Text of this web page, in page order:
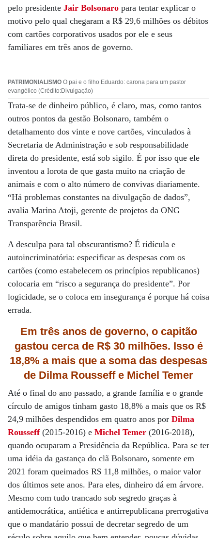
pelo presidente Jair Bolsonaro para tentar explicar o
motivo pelo qual chegaram a R$ 29,6 milhões os débitos
com cartões corporativos usados por ele e seus
familiares em três anos de governo.
PATRIMONIALISMO O pai e o filho Eduardo: carona para um pastor
evangélico (Crédito:Divulgação)
Trata-se de dinheiro público, é claro, mas, como tantos
outros pontos da gestão Bolsonaro, também o
detalhamento dos vinte e nove cartões, vinculados à
Secretaria de Administração e sob responsabilidade
direta do presidente, está sob sigilo. É por isso que ele
inventou a lorota de que gasta muito na criação de
animais e com o alto número de convivas diariamente.
“Há problemas constantes na divulgação de dados”,
avalia Marina Atoji, gerente de projetos da ONG
Transparência Brasil.
A desculpa para tal obscurantismo? É ridícula e
autoincriminatória: especificar as despesas com os
cartões (como estabelecem os princípios republicanos)
colocaria em “risco a segurança do presidente”. Por
logicidade, se o coloca em insegurança é porque há coisa
errada.
Em três anos de governo, o capitão
gastou cerca de R$ 30 milhões. Isso é
18,8% a mais que a soma das despesas
de Dilma Rousseff e Michel Temer
Até o final do ano passado, a grande família e o grande
círculo de amigos tinham gasto 18,8% a mais que os R$
24,9 milhões despendidos em quatro anos por Dilma
Rousseff(2015-2016) e Michel Temer (2016-2018),
quando ocuparam a Presidência da República. Para se ter
uma idéia da gastança do clã Bolsonaro, somente em
2021 foram queimados R$ 11,8 milhões, o maior valor
dos últimos sete anos. Para eles, dinheiro dá em árvore.
Mesmo com tudo trancado sob segredo graças à
antidemocrática, antiética e antirrepublicana prerrogativa
que o mandatário possui de decretar segredo de um